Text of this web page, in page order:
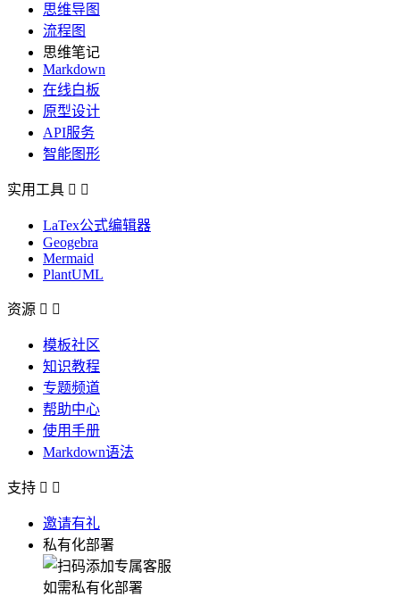
思维导图
流程图
思维笔记
Markdown
在线白板
原型设计
API服务
智能图形
实用工具  
LaTex公式编辑器
Geogebra
Mermaid
PlantUML
资源  
模板社区
知识教程
专题频道
帮助中心
使用手册
Markdown语法
支持  
邀请有礼
私有化部署
如需私有化部署